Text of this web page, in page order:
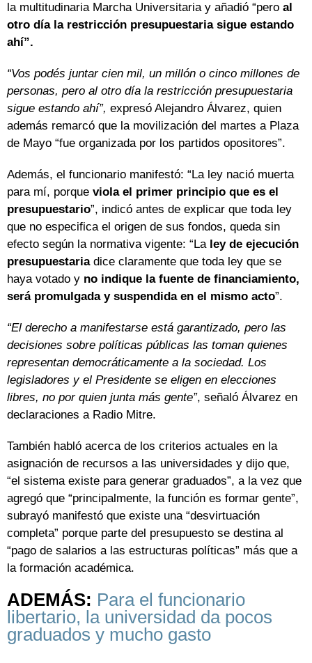
la multitudinaria Marcha Universitaria y añadió “pero al
otro día la restricción presupuestaria sigue estando
ahí”.
“Vos podés juntar cien mil, un millón o cinco millones de
personas, pero al otro día la restricción presupuestaria
sigue estando ahí”, expresó Alejandro Álvarez, quien
además remarcó que la movilización del martes a Plaza
de Mayo “fue organizada por los partidos opositores”.
Además, el funcionario manifestó: “La ley nació muerta
para mí, porque viola el primer principio que es el
presupuestario”, indicó antes de explicar que toda ley
que no especifica el origen de sus fondos, queda sin
efecto según la normativa vigente: “Laley de ejecución
presupuestariadice claramente que toda ley que se
haya votado y no indique la fuente de financiamiento,
será promulgada y suspendida en el mismo acto”.
“El derecho a manifestarse está garantizado, pero las
decisiones sobre políticas públicas las toman quienes
representan democráticamente a la sociedad. Los
legisladores y el Presidente se eligen en elecciones
libres, no por quien junta más gente”, señaló Álvarez en
declaraciones a Radio Mitre.
También habló acerca de los criterios actuales en la
asignación de recursos a las universidades y dijo que,
“el sistema existe para generar graduados”, a la vez que
agregó que “principalmente, la función es formar gente”,
subrayó manifestó que existe una “desvirtuación
completa” porque parte del presupuesto se destina al
“pago de salarios a las estructuras políticas” más que a
la formación académica.
ADEMÁS: Para el funcionario
libertario, la universidad da pocos
graduados y mucho gasto